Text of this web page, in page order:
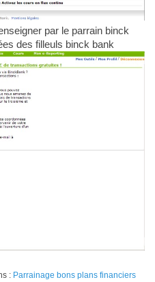
par le parrain binck
des filleuls binck bank
: Parrainage bons plans financiers